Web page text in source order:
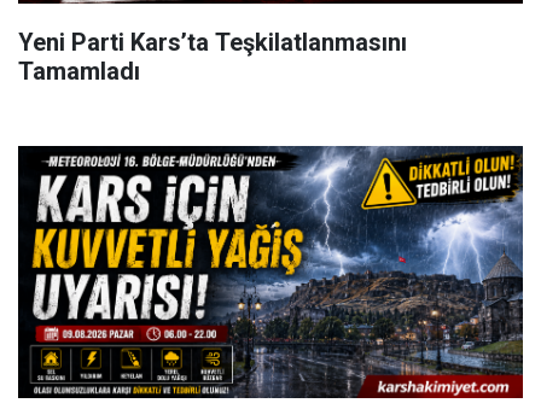
Yeni Parti Kars’ta Teşkilatlanmasını
Tamamladı